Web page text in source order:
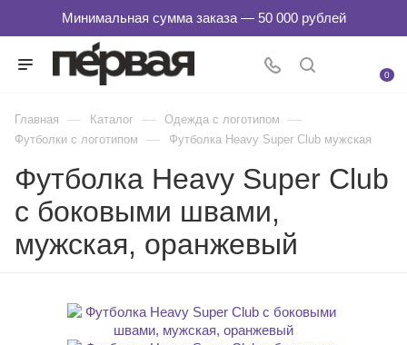
0
Главная — Каталог — Одежда с логотипом —
Футболки с логотипом — Футболка Heavy Super Club мужская
Футболка Heavy Super Club
с боковыми швами,
мужская, оранжевый